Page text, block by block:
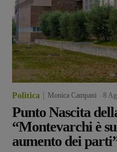
Politica Monica Campani 8
Punto Nascita
“Montevarchi è
aumento dei